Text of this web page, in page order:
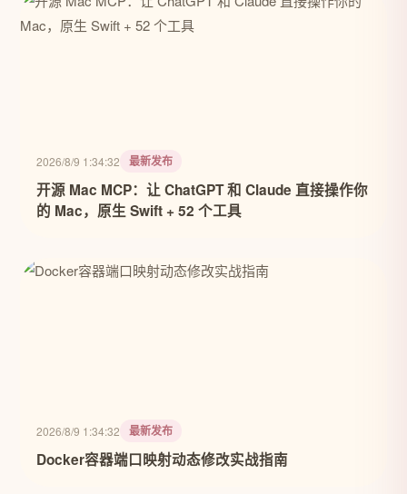
2026/8/9 1:34:32 最新发布
开源 Mac MCP：让 ChatGPT 和 Claude 直接操作你
的 Mac，原生 Swift + 52 个工具
2026/8/9 1:34:32 最新发布
Docker容器端口映射动态修改实战指南